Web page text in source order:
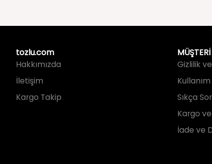
tozlu.com
İletişim
Kargo Takip